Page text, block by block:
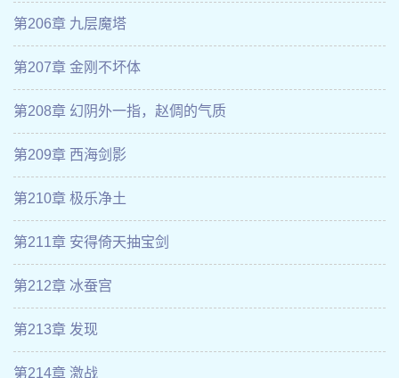
第206章 九层魔塔
第207章 金刚不坏体
第208章 幻阴外一指，赵倜的气质
第209章 西海剑影
第210章 极乐净土
第211章 安得倚天抽宝剑
第212章 冰蚕宫
第213章 发现
第214章 激战